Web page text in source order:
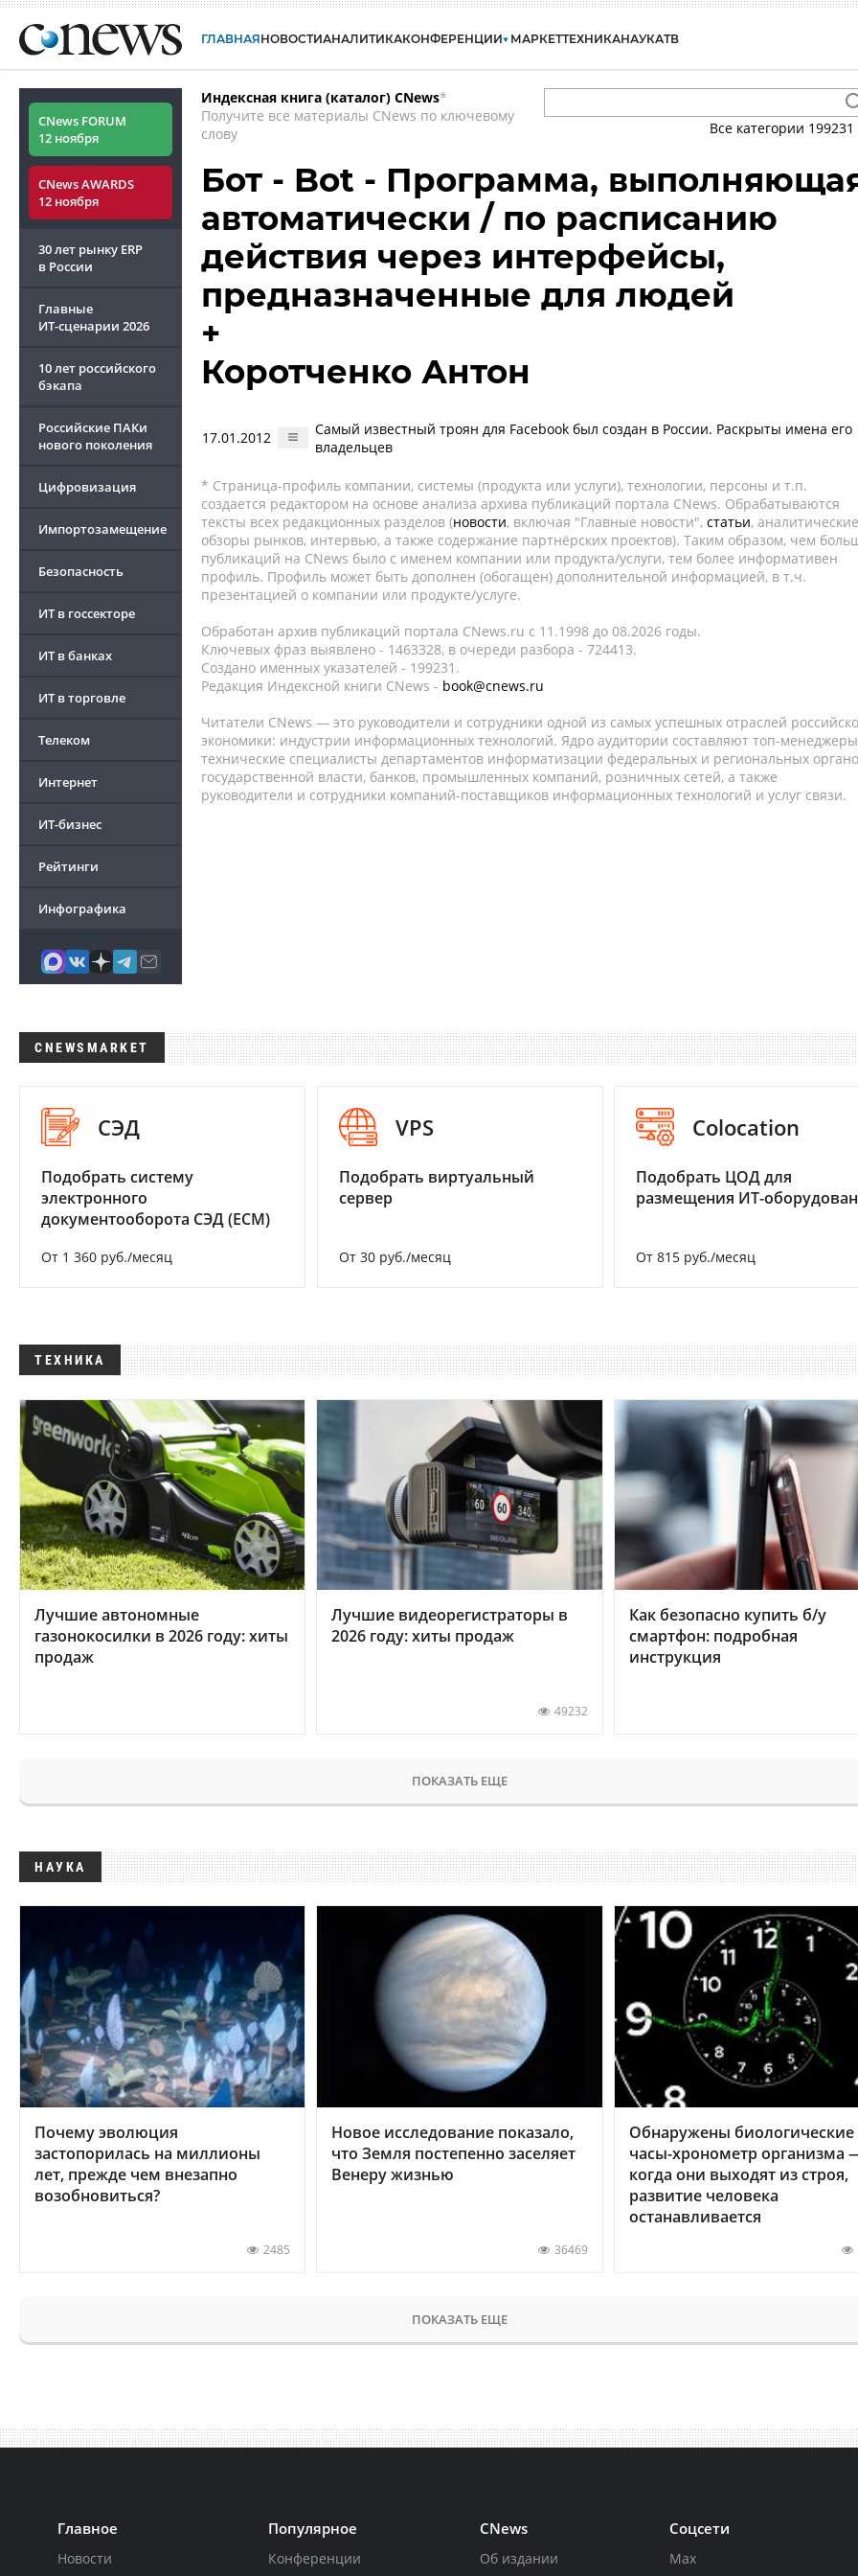
ГЛАВНАЯНОВОСТИАНАЛИТИКАКОНФЕРЕНЦИИ МАРКЕТТЕХНИКАНАУКАТВ
CNews FORUM
12 ноября
CNews AWARDS
12 ноября
30 лет рынку ERP
в России
Главные
ИТ-сценарии 2026
10 лет российского
бэкапа
Российские ПАКи
нового поколения
Цифровизация
Импортозамещение
Безопасность
ИТ в госсекторе
ИТ в банках
ИТ в торговле
Телеком
Интернет
ИТ-бизнес
Рейтинги
Инфографика
Индексная книга (каталог) CNews*
Получите все материалы CNews по ключевому
слову
Все категории 199231
Бот - Bot - Программа,
автоматически / по расписанию
действия через интерфейсы,
предназначенные для людей
+
Коротченко Антон
17.01.2012
Самый известный троян для Facebook был создан в России. Раскрыты имена его
владельцев
* Страница-профиль компании, системы (продукта или услуги), технологии, персоны и т.п.
создается редактором на основе анализа архива публикаций портала CNews. Обрабатываются
тексты всех редакционных разделов (новости, включая "Главные новости", статьи, аналитические
обзоры рынков, интервью, а также содержание партнёрских проектов). Таким образом, чем
публикаций на CNews было с именем компании или продукта/услуги, тем более информативен
профиль. Профиль может быть дополнен (обогащен) дополнительной информацией, в т.ч.
презентацией о компании или продукте/услуге.
Обработан архив публикаций портала CNews.ru c 11.1998 до 08.2026 годы.
Ключевых фраз выявлено - 1463328, в очереди разбора - 724413.
Создано именных указателей - 199231.
Редакция Индексной книги CNews - book@cnews.ru
Читатели CNews — это руководители и сотрудники одной из самых успешных отраслей
экономики: индустрии информационных технологий. Ядро аудитории составляют топ-
технические специалисты департаментов информатизации федеральных и региональных
государственной власти, банков, промышленных компаний, розничных сетей, а также
руководители и сотрудники компаний-поставщиков информационных технологий и услуг связи.
CNEWSMARKET
СЭД
Подобрать систему
электронного
документооборота СЭД (ECM)
От 1 360 руб./месяц
VPS
Подобрать виртуальный
сервер
От 30 руб./месяц
Colocation
Подобрать ЦОД для
размещения ИТ-
От 815 руб./месяц
ТЕХНИКА
Лучшие автономные
газонокосилки в 2026 году: хиты
продаж
Лучшие видеорегистраторы в
2026 году: хиты продаж
49232
Как безопасно купить б/у
смартфон: подробная
инструкция
ПОКАЗАТЬ ЕЩЕ
НАУКА
Почему эволюция
застопорилась на миллионы
лет, прежде чем внезапно
возобновиться?
2485
Новое исследование показало,
что Земля постепенно заселяет
Венеру жизнью
36469
Обнаружены биологические
часы-хронометр организма
когда они выходят из строя,
развитие человека
останавливается
ПОКАЗАТЬ ЕЩЕ
Главное
Новости
Популярное
Конференции
CNews
Об издании
Соцсети
Max